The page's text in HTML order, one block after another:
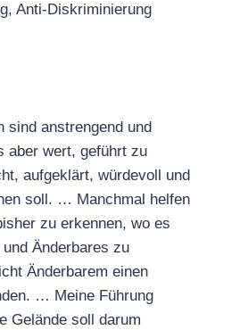
Anti-Diskriminierung
sind anstrengend und
aber wert, geführt zu
aufgeklärt, würdevoll und
soll. … Manchmal helfen
zu erkennen, wo es
Änderbares zu
Änderbarem einen
… Meine Führung
Gelände soll darum